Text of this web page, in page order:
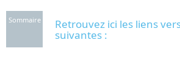
Sommaire Retrouvez ici les liens
suivantes :